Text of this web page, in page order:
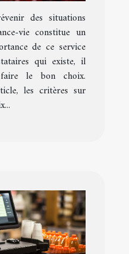
des situations
vie constitue un
de ce service
qui existe, il
le bon choix.
les critères sur